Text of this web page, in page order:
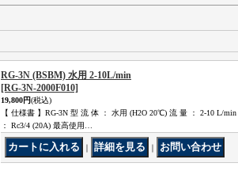
RG-3N (BSBM) 水用 2-10L/min
[RG-3N-2000F010]
19,800円(税込)
【 仕様書 】RG-3N 型 流 体 ： 水用 (H2O 20℃) 流 量 ： 2-10 L/
： Rc3/4 (20A) 最高使用…
｜ ｜